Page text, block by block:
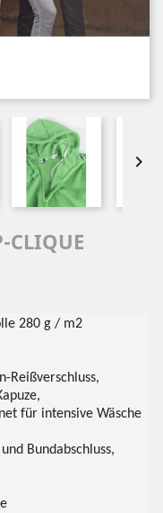

CLIQUE
280 g / m2
Reißverschluss,
für intensive Wäsche
Bundabschluss,